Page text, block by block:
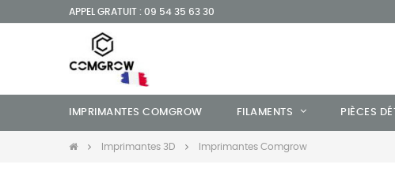
APPEL GRATUIT : 09 54 35 63 30
IMPRIMANTES COMGROW FILAMENTS PIÈCES
Imprimantes 3D Imprimantes Comgrow